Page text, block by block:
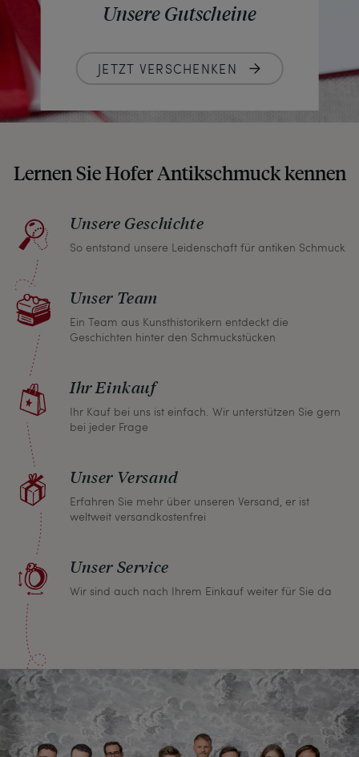
Unsere Gutscheine
JETZT VERSCHENKEN
Lernen Sie Hofer Antikschmuck kennen
Unsere Geschichte
So entstand unsere Leidenschaft für antiken Schmuck
Unser Team
Ein Team aus Kunsthistorikern entdeckt die
Geschichten hinter den Schmuckstücken
Ihr Einkauf
Ihr Kauf bei uns ist einfach. Wir unterstützen Sie gern
bei jeder Frage
Unser Versand
Erfahren Sie mehr über unseren Versand, er ist
weltweit versandkostenfrei
Unser Service
Wir sind auch nach Ihrem Einkauf weiter für Sie da